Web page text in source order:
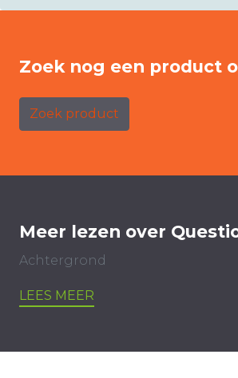
Zoek nog een product
Zoek product
Meer lezen over
Achtergrond
LEES MEER